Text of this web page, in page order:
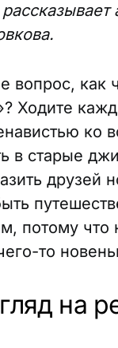
вопрос, как
Ходите
ко
в старые
потому
то
на